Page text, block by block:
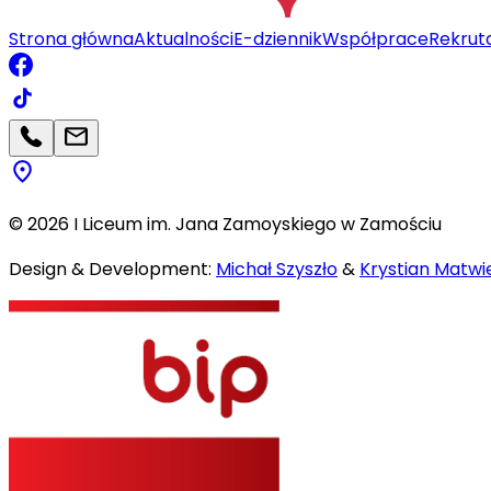
Strona głównaAktualnościE-dziennikWspółprace
©2026 I Liceum im. Jana Zamoyskiego w Zamościu
Design & Development: Michał Szyszło& Krystian